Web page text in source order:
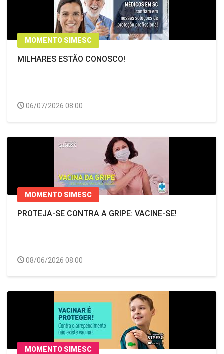
MOMENTO SIMESC
MILHARES ESTÃO CONOSCO!
06/07/2026 08:00
MOMENTO SIMESC
PROTEJA-SE CONTRA A GRIPE: VACINE-SE!
08/06/2026 08:00
MOMENTO SIMESC